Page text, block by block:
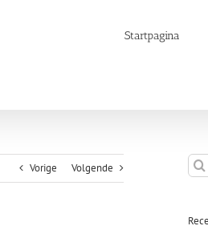
Startpagina
Vorige Volgende
naar: